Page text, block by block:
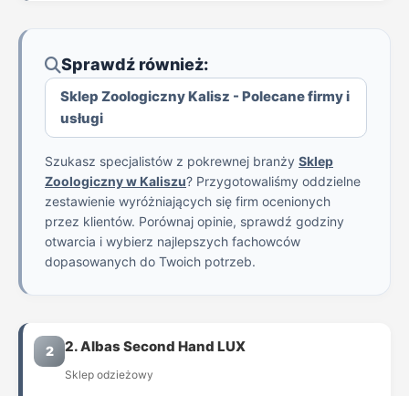
Sprawdź również:
Sklep Zoologiczny Kalisz - Polecane firmy i
usługi
Szukasz specjalistów z pokrewnej branży Sklep
Zoologiczny w Kaliszu? Przygotowaliśmy oddzielne
zestawienie wyróżniających się firm ocenionych
przez klientów. Porównaj opinie, sprawdź godziny
otwarcia i wybierz najlepszych fachowców
dopasowanych do Twoich potrzeb.
2 2. Albas Second Hand LUX
Sklep odzieżowy